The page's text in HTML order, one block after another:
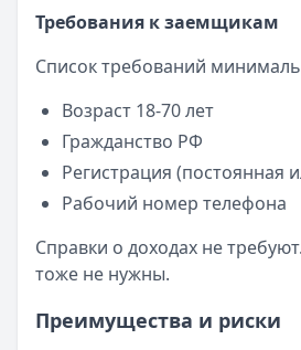
Требования к заемщикам
Список требований
Возраст 18-70 лет
Гражданство РФ
Регистрация (постоянная
Рабочий номер телефона
Справки о доходах не
тоже не нужны.
Преимущества и риски